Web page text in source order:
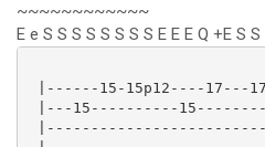
~~~~~~~~~~~~
E e S S S S S S S S E E E Q +E S
|------15-15p12----
|---15----------